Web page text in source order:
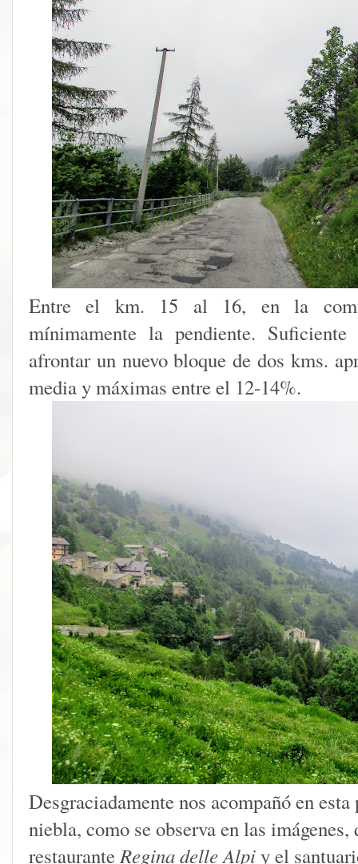
Entre el km. 15 al 16, en la
mínimamente la pendiente.
afrontar un nuevo bloque de dos kms.
media y máximas entre el 12-14%.
Desgraciadamente nos acompañó en
niebla, como se observa en las
restauranteRegina delle Alpiy el